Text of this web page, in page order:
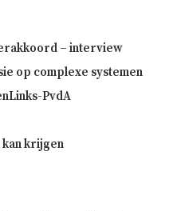
– interview
op complexe systemen
PvdA
krijgen